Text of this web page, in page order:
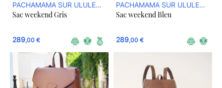
PACHAMAMA SUR ULULE
BOUTIQUE
Sac weekend Gris
289,00 €
PACHAMAMA SUR ULULE
BOUTIQUE
Sac weekend Bleu
289,00 €